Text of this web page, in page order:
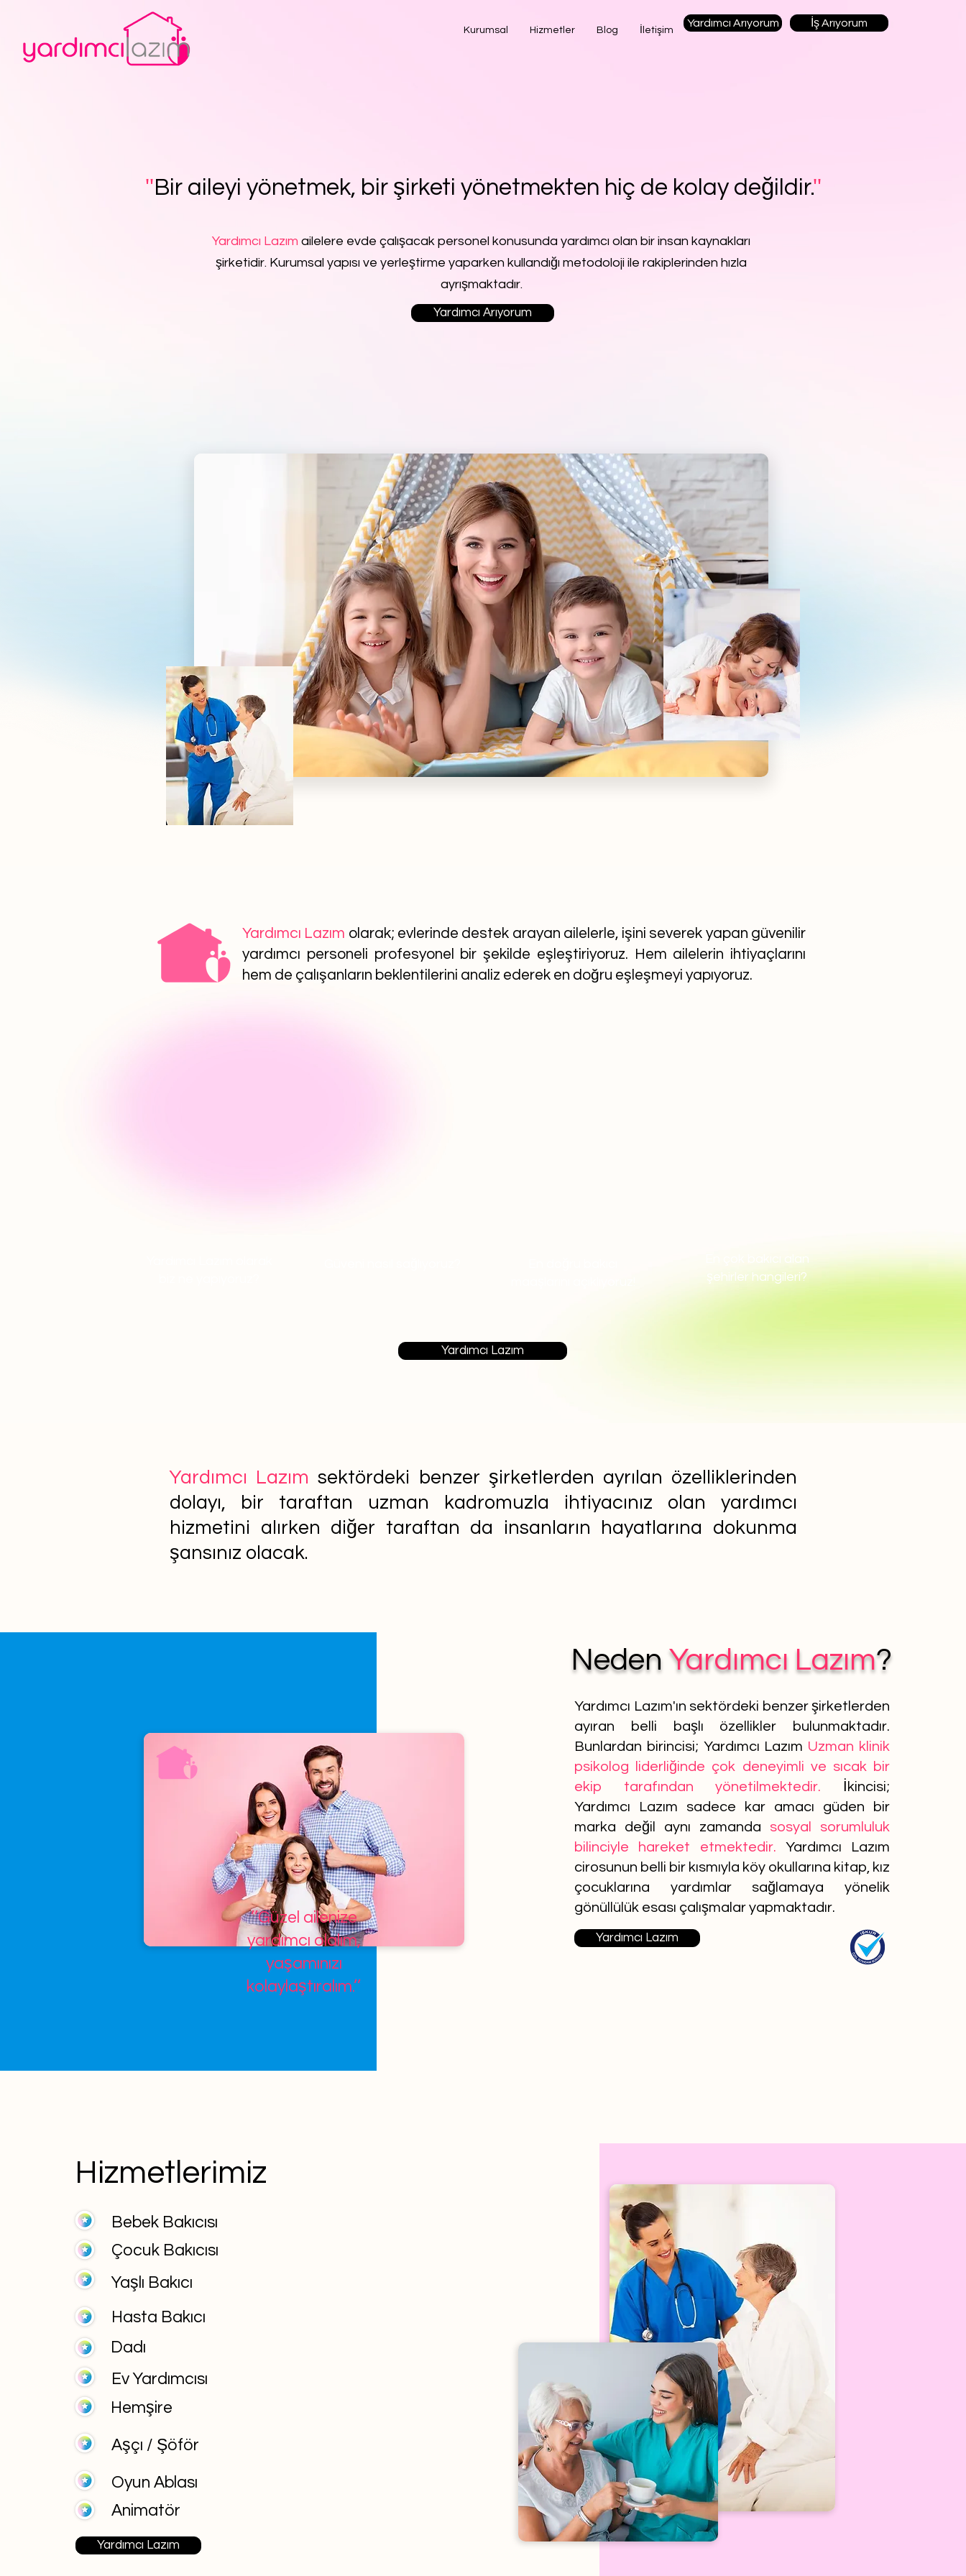
Kurumsal Hizmetler Blog İletişim
Yardımcı Arıyorum İş Arıyorum
''Bir aileyi yönetmek, bir şirketi yönetmekten hiç de kolay değildir.''
Yardımcı Lazım ailelere evde çalışacak personel konusunda yardımcı olan bir insan kaynakları
şirketidir. Kurumsal yapısı ve yerleştirme yaparken kullandığı metodoloji ile rakiplerinden hızla
ayrışmaktadır.
Yardımcı Arıyorum
Yardımcı Lazım olarak; evlerinde destek arayan ailelerle, işini severek yapan güvenilir
yardımcı personeli profesyonel bir şekilde eşleştiriyoruz. Hem ailelerin ihtiyaçlarını
hem de çalışanların beklentilerini analiz ederek en doğru eşleşmeyi yapıyoruz.
En çok bakıcı alan
şehirler hangileri?
Yardımcı Lazım
Yardımcı Lazım sektördeki benzer şirketlerden ayrılan özelliklerinden
dolayı, bir taraftan uzman kadromuzla ihtiyacınız olan yardımcı
hizmetini alırken diğer taraftan da insanların hayatlarına dokunma
şansınız olacak.
’’Güzel ailenize
yardımcı olalım,
yaşamınızı
kolaylaştıralım.’’
Neden Yardımcı Lazım?
Yardımcı Lazım'ın sektördeki benzer şirketlerden
ayıran belli başlı özellikler bulunmaktadır.
Bunlardan birincisi; Yardımcı Lazım Uzman klinik
psikolog liderliğinde çok deneyimli ve sıcak bir
ekip tarafından yönetilmektedir.
İkincisi;
Yardımcı Lazım sadece kar amacı güden bir
marka değil aynı zamanda sosyal sorumluluk
bilinciyle hareket etmektedir. Yardımcı Lazım
cirosunun belli bir kısmıyla köy okullarına kitap, kız
çocuklarına yardımlar sağlamaya yönelik
gönüllülük esası çalışmalar yapmaktadır.
Yardımcı Lazım
Hizmetlerimiz
Bebek Bakıcısı
Çocuk Bakıcısı
Yaşlı Bakıcı
Hasta Bakıcı
Dadı
Ev Yardımcısı
Hemşire
Aşçı / Şöför
Oyun Ablası
Animatör
Yardımcı Lazım